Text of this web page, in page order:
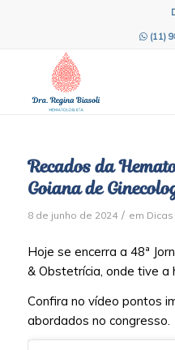
(11)
Recados da
Goiana de
8 de junho de 2024 / em Dicas
Hoje se encerra a 48ª
& Obstetrícia, onde tive a
Confira no vídeo pontos
abordados no congresso.